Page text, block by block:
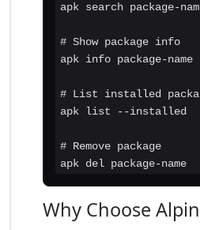
apk search package-
# Show package info
apk info package-name
# List installed
apk list --installed
# Remove package
apk del package-name
Why Choose